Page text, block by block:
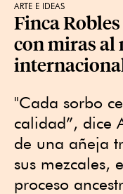
ARTE E IDEAS
Finca
con miras al
"Cada sorbo
calidad”, dice
de una añeja
sus mezcales,
proceso